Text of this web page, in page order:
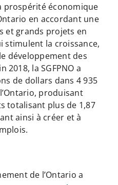
prospérité économique
en accordant une
et grands projets en
la croissance,
développement des
2018, la SGFPNO a
de dollars dans 4 935
produisant
totalisant plus de 1,87
ainsi à créer et à
de l’Ontario a